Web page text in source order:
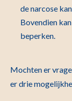
de narcose
Bovendien
beperken.
Mochten er
er drie